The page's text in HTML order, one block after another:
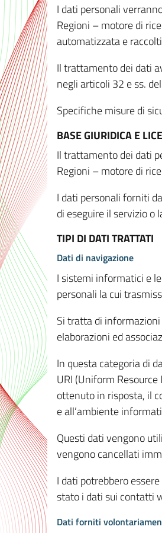
I dati personali
Regioni – motore di
automatizzata e
Il trattamento dei dati
negli articoli 32 e ss.
Specifiche misure di
BASE GIURIDICA E
Il trattamento dei dati
Regioni – motore di
I dati personali forniti
di eseguire il servizio o
TIPI DI DATI TRATTATI
Dati di navigazione
I sistemi informatici e
personali la cui
Si tratta di
elaborazioni ed
In questa categoria di
URI (Uniform
ottenuto in risposta, il
e all’ambiente
Questi dati vengono
vengono cancellati
I dati potrebbero
stato i dati sui contatti
Dati forniti